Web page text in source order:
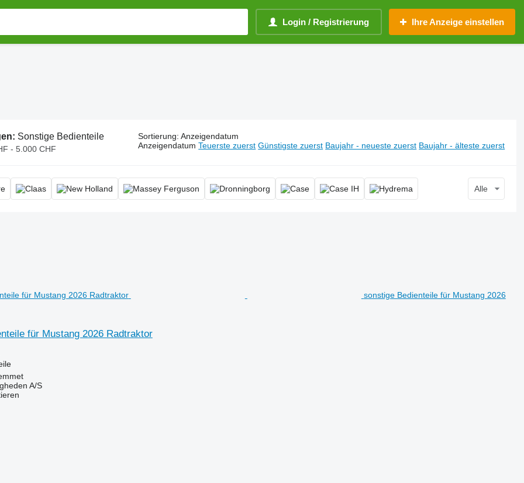
Login / Registrierung Ihre Anzeige einstellen
Sonstige Bedienteile
- 5.000 CHF
Sortierung: Anzeigendatum
Anzeigendatum Teuerste zuerst Günstigste zuerst Baujahr - neueste zuerst Baujahr - älteste zuerst
Alle
sonstige Bedienteile für Mustang 2026
für Mustang 2026 Radtraktor
A/S